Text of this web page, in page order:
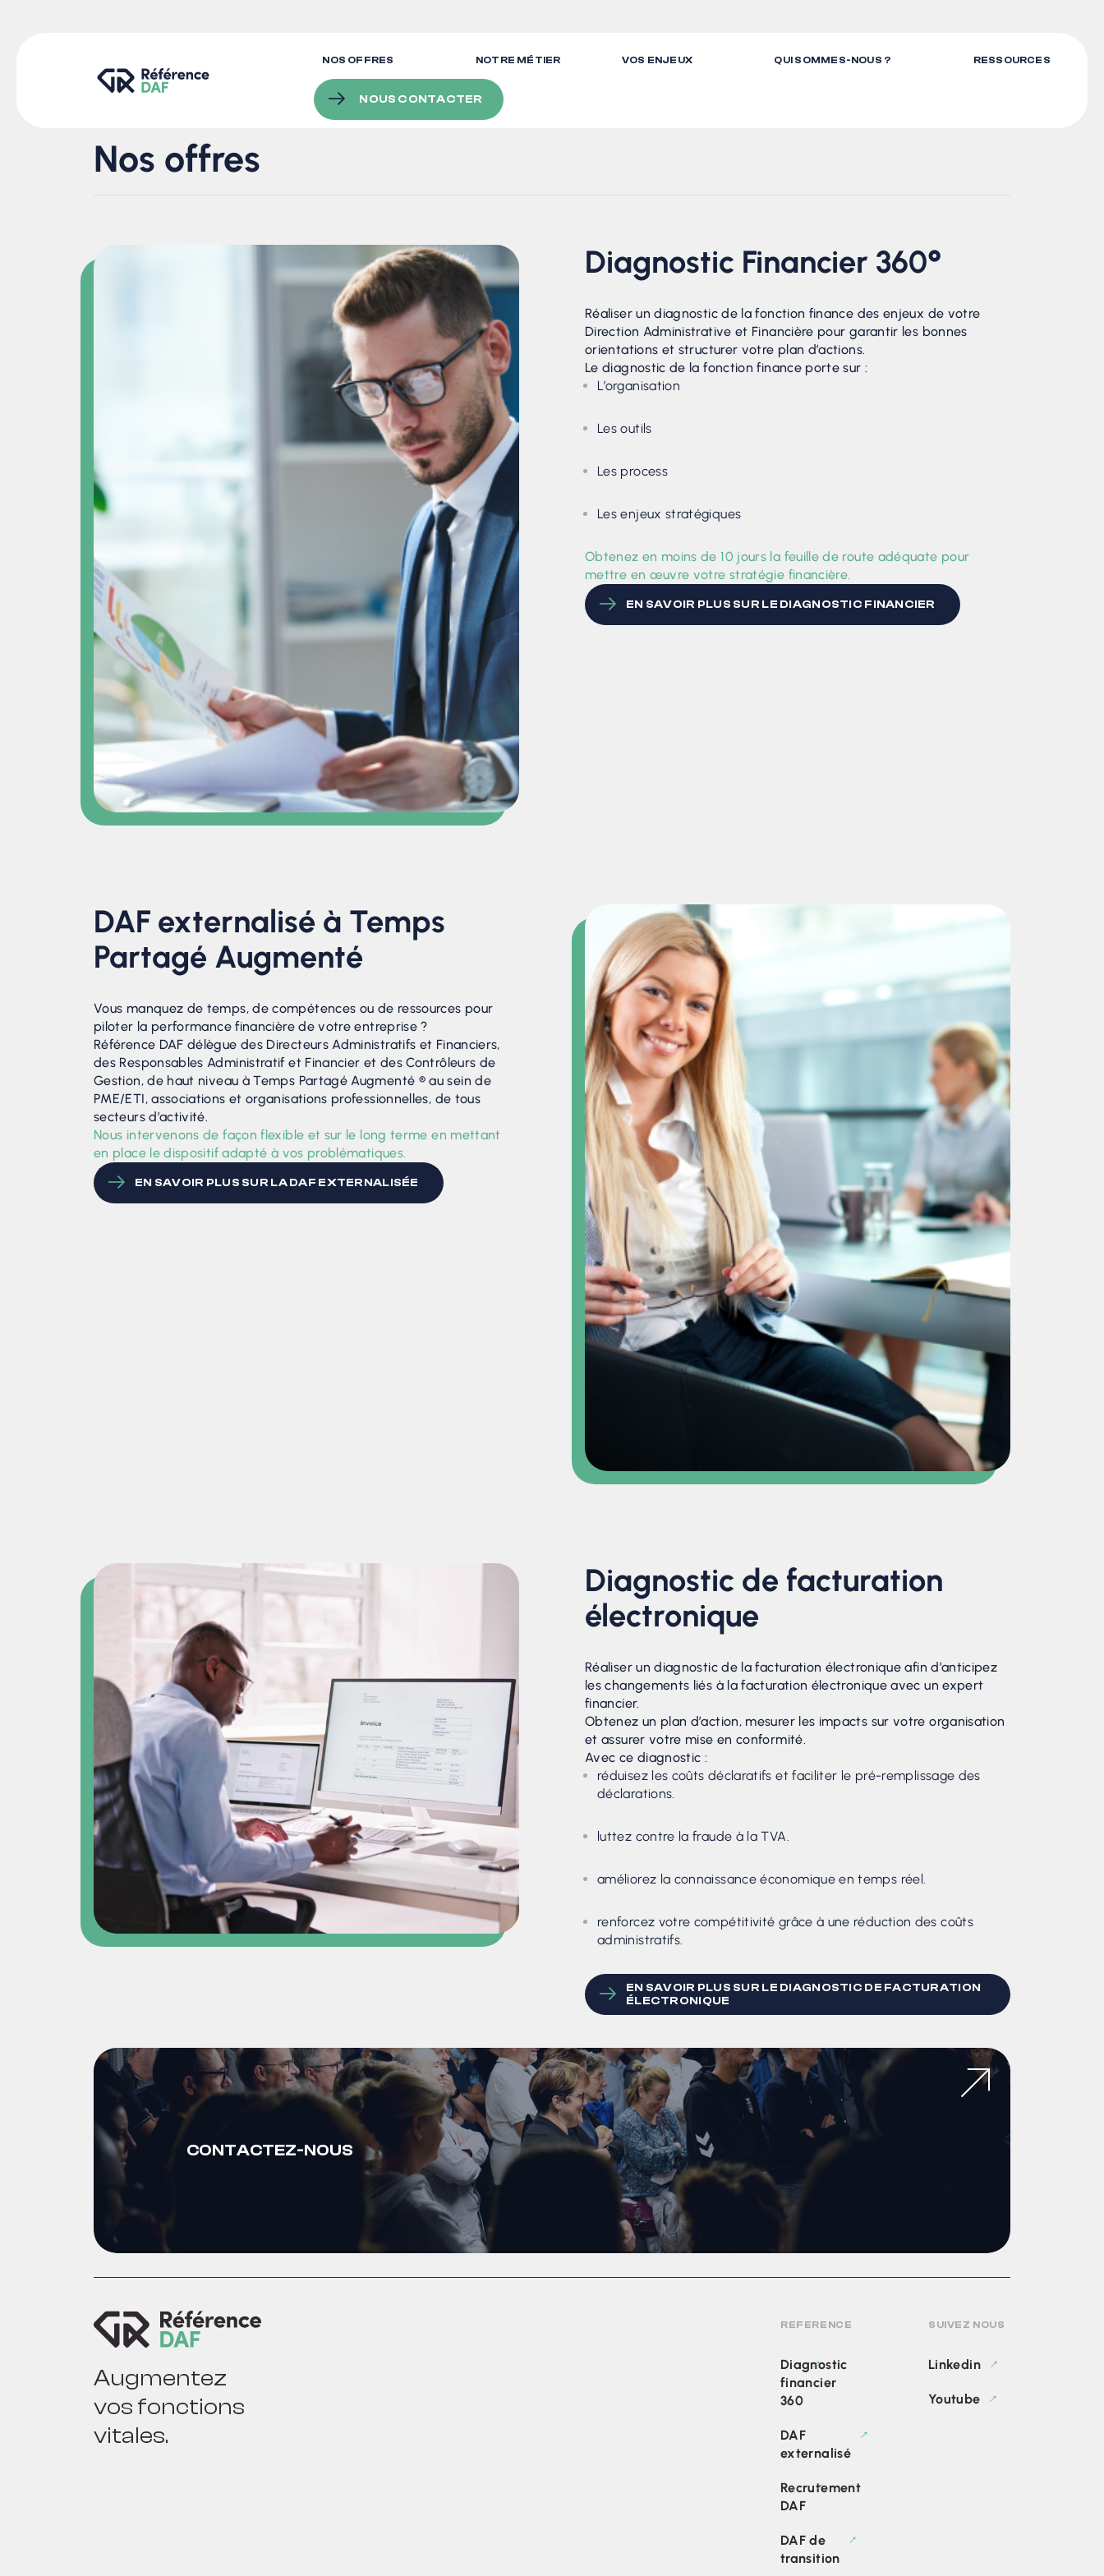
NOS OFFRES NOTRE MÉTIER VOS ENJEUX QUI SOMMES-NOUS ? RESSOURCES
NOUS CONTACTER
Nos offres
Diagnostic Financier 360°
Réaliser un diagnostic de la fonction finance des enjeux de votre
Direction Administrative et Financière pour garantir les bonnes
orientations et structurer votre plan d’actions.
Le diagnostic de la fonction finance porte sur :
L’organisation
Les outils
Les process
Les enjeux stratégiques
Obtenez en moins de 10 jours la feuille de route adéquate pour
mettre en œuvre votre stratégie financière.
EN SAVOIR PLUS SUR LE DIAGNOSTIC FINANCIER
DAF externalisé à Temps
Partagé Augmenté
Vous manquez de temps, de compétences ou de ressources pour
piloter la performance financière de votre entreprise ?
Référence DAF délègue des Directeurs Administratifs et Financiers,
des Responsables Administratif et Financier et des Contrôleurs de
Gestion, de haut niveau à Temps Partagé Augmenté ® au sein de
PME/ETI, associations et organisations professionnelles, de tous
secteurs d’activité.
Nous intervenons de façon flexible et sur le long terme en mettant
en place le dispositif adapté à vos problématiques.
EN SAVOIR PLUS SUR LA DAF EXTERNALISÉE
Diagnostic de facturation
électronique
Réaliser un diagnostic de la facturation électronique afin d’anticipez
les changements liés à la facturation électronique avec un expert
financier.
Obtenez un plan d’action, mesurer les impacts sur votre organisation
et assurer votre mise en conformité.
Avec ce diagnostic :
réduisez les coûts déclaratifs et faciliter le pré-remplissage des
déclarations.
luttez contre la fraude à la TVA.
améliorez la connaissance économique en temps réel.
renforcez votre compétitivité grâce à une réduction des coûts
administratifs.
EN SAVOIR PLUS SUR LE DIAGNOSTIC DE FACTURATION
ÉLECTRONIQUE
CONTACTEZ-NOUS
Augmentez
vos fonctions
vitales.
REFERENCE
Diagnostic
financier
360
DAF
externalisé
Recrutement
DAF
DAF de
transition
SUIVEZ NOUS
Linkedin
Youtube